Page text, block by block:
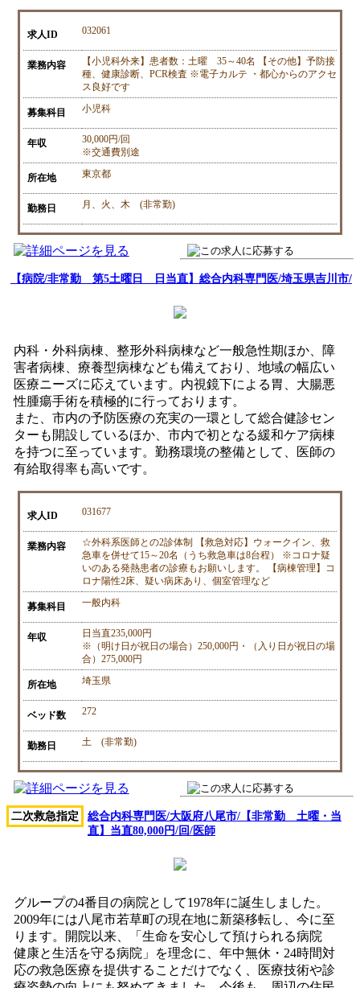
求人ID 032061
業務内容
【小児科外来】患者数：土曜 35～40名 【その他】予防接
種、健康診断、PCR検査 ※電子カルテ ・都心からのアクセ
ス良好です
募集科目 小児科
年収
30,000円/回
※交通費別途
所在地 東京都
勤務日 月、火、木 (非常勤)
【病院/非常勤 第5土曜日 日当直】総合内科専門医/埼玉県吉川市/
内科・外科病棟、整形外科病棟など一般急性期ほか、障
害者病棟、療養型病棟なども備えており、地域の幅広い
医療ニーズに応えています。内視鏡下による胃、大腸悪
性腫瘍手術を積極的に行っております。
また、市内の予防医療の充実の一環として総合健診セン
ターも開設しているほか、市内で初となる緩和ケア病棟
を持つに至っています。勤務環境の整備として、医師の
有給取得率も高いです。
求人ID 031677
業務内容
☆外科系医師との2診体制 【救急対応】ウォークイン、救
急車を併せて15～20名（うち救急車は8台程） ※コロナ疑
いのある発熱患者の診療もお願いします。 【病棟管理】コ
ロナ陽性2床、疑い病床あり、個室管理など
募集科目 一般内科
年収
日当直235,000円
※（明け日が祝日の場合）250,000円・（入り日が祝日の場
合）275,000円
所在地 埼玉県
ベッド数 272
勤務日 土 (非常勤)
二次救急指定
総合内科専門医/大阪府八尾市/【非常勤 土曜・当
直】当直80,000円/回/医師
グループの4番目の病院として1978年に誕生しました。
2009年には八尾市若草町の現在地に新築移転し、今に至
ります。開院以来、「生命を安心して預けられる病院
健康と生活を守る病院」を理念に、年中無休・24時間対
応の救急医療を提供することだけでなく、医療技術や診